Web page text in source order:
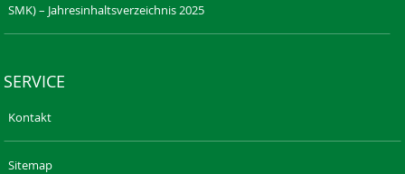
SMK) – Jahresinhaltsverzeichnis 2025
SERVICE
Kontakt
Sitemap